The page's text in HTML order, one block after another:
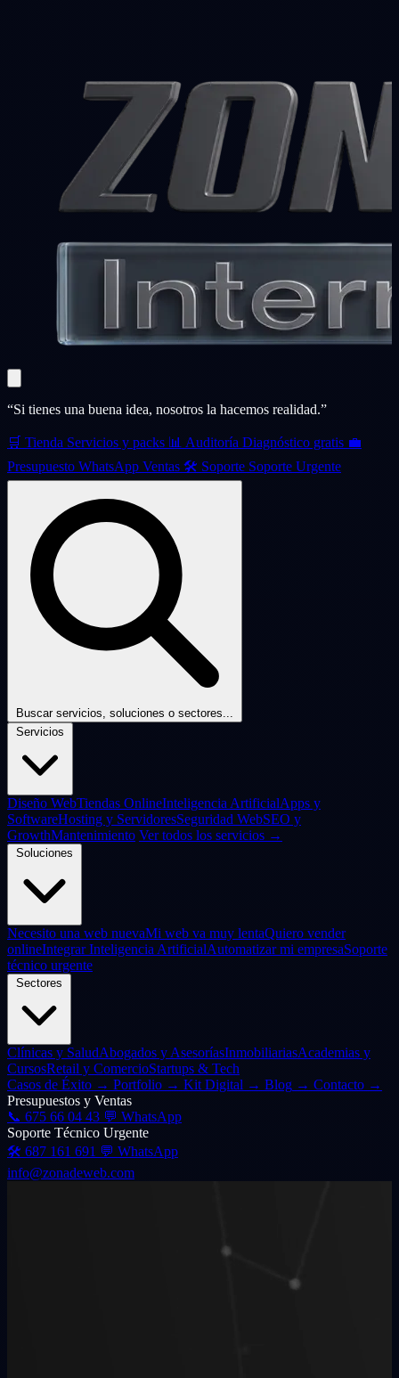
“Si tienes una buena idea, nosotros la hacemos realidad.”
🛒 Tienda Servicios y packs 📊 Auditoría Diagnóstico gratis 💼
Presupuesto WhatsApp Ventas 🛠️ Soporte Soporte Urgente
Buscar servicios, soluciones o sectores...
Servicios
Diseño WebTiendas OnlineInteligencia ArtificialApps y
SoftwareHosting y ServidoresSeguridad WebSEO y
GrowthMantenimiento Ver todos los servicios →
Soluciones
Necesito una web nuevaMi web va muy lentaQuiero vender
onlineIntegrar Inteligencia ArtificialAutomatizar mi empresaSoporte
técnico urgente
Sectores
Clínicas y SaludAbogados y AsesoríasInmobiliariasAcademias y
CursosRetail y ComercioStartups & Tech
Casos de Éxito → Portfolio → Kit Digital → Blog → Contacto →
Presupuestos y Ventas
📞 675 66 04 43 💬 WhatsApp
Soporte Técnico Urgente
🛠️ 687 161 691 💬 WhatsApp
info@zonadeweb.com